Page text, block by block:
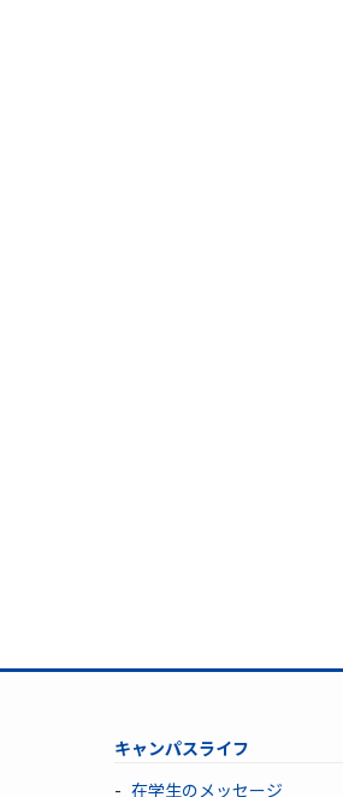
キャンパスライフ
在学生のメッセージ